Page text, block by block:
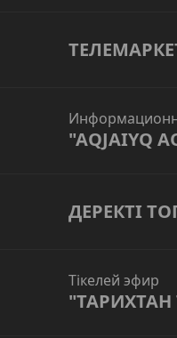
"AQJAIYQ
ДЕРЕКТІ
Тікелей эфир